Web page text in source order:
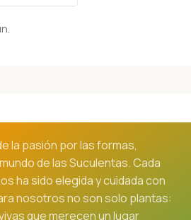
la pasión por las formas,
de las Suculentas. Cada
ha sido elegida y cuidada con
nosotros no son solo plantas:
que merecen un lugar